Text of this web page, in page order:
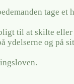
tage et
til at skilte eller
ydelserne og på